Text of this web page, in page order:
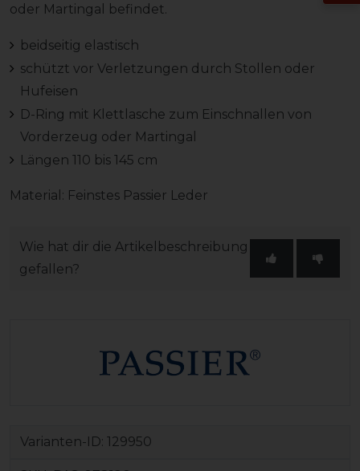
oder Martingal befindet.
beidseitig elastisch
schützt vor Verletzungen durch Stollen oder
Hufeisen
D-Ring mit Klettlasche zum Einschnallen von
Vorderzeug oder Martingal
Längen 110 bis 145 cm
Material: Feinstes Passier Leder
Wie hat dir die Artikelbeschreibung
gefallen?
Varianten-ID: 129950